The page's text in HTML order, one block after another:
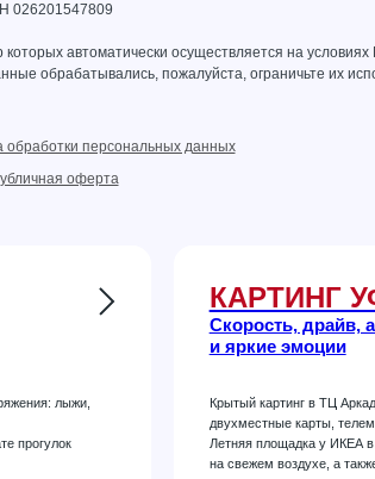
026201547809
автоматически осуществляется на условиях
обрабатывались, пожалуйста, ограничьте их
обработки персональных данных
оферта
лыжи,
прогулок
КАРТИНГ
Скорость, драйв,
и яркие эмоции
Крытый картинг в ТЦ
двухместные карты,
Летняя площадка у ИКЕА
на свежем воздухе, а